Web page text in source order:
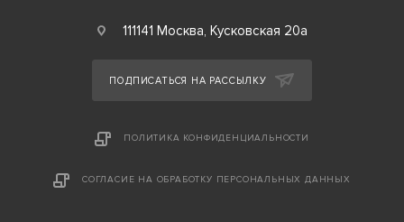
111141 Москва, Кусковская 20а
ПОДПИСАТЬСЯ НА РАССЫЛКУ
ПОЛИТИКА КОНФИДЕНЦИАЛЬНОСТИ
СОГЛАСИЕ НА ОБРАБОТКУ ПЕРСОНАЛЬНЫХ ДАННЫХ